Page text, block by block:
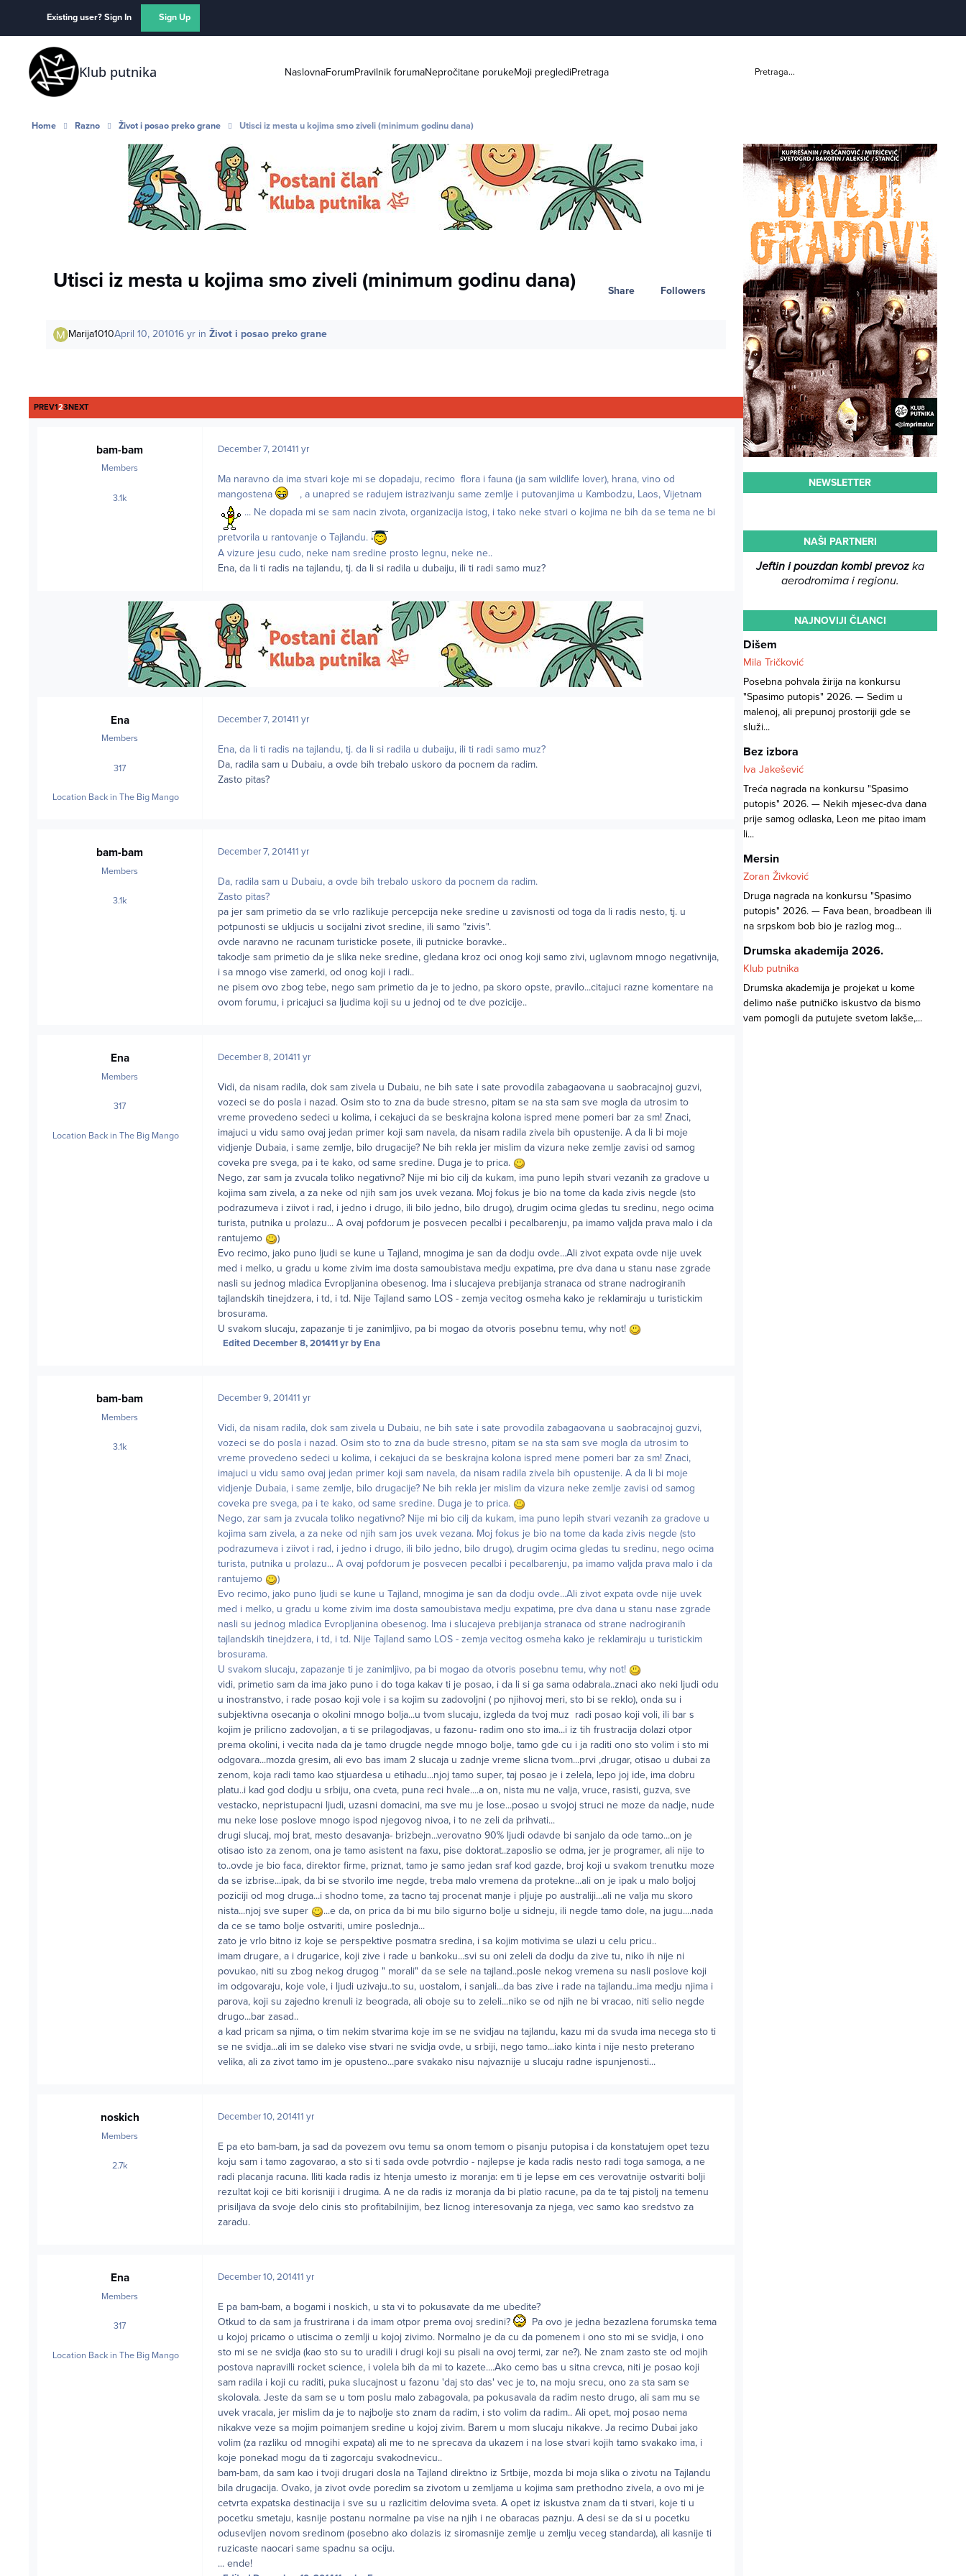
Existing user? Sign In Sign Up
Klub putnika NaslovnaForumPravilnik forumaNepročitane porukeMoji preglediPretraga Pretraga...
Home Razno Život i posao preko grane Utisci iz mesta u kojima smo ziveli (minimum godinu dana)
Utisci iz mesta u kojima smo ziveli (minimum godinu dana) Share Followers
Marija1010April 10, 201016 yrin Život i posao preko grane
FIRST PAGE
PREV123 NEXTLAST PAGE
bam-bam
Members
3.1kposts
December 7, 201411 yr
Ma naravno da ima stvari koje mi se dopadaju, recimo flora i fauna (ja sam wildlife lover), hrana, vino od
mangostena
, a unapred se radujem istrazivanju same zemlje i putovanjima u Kambodzu, Laos, Vijetnam
... Ne dopada mi se sam nacin zivota, organizacija istog, i tako neke stvari o kojima ne bih da se tema ne bi
pretvorila u rantovanje o Tajlandu.
A vizure jesu cudo, neke nam sredine prosto legnu, neke ne..
Ena, da li ti radis na tajlandu, tj. da li si radila u dubaiju, ili ti radi samo muz?
Ena
Members
317posts
Location Back in The Big Mango
December 7, 201411 yr
Ena, da li ti radis na tajlandu, tj. da li si radila u dubaiju, ili ti radi samo muz?
Da, radila sam u Dubaiu, a ovde bih trebalo uskoro da pocnem da radim.
Zasto pitas?
bam-bam
Members
3.1kposts
December 7, 201411 yr
Da, radila sam u Dubaiu, a ovde bih trebalo uskoro da pocnem da radim.
Zasto pitas?
pa jer sam primetio da se vrlo razlikuje percepcija neke sredine u zavisnosti od toga da li radis nesto, tj. u
potpunosti se ukljucis u socijalni zivot sredine, ili samo "zivis".
ovde naravno ne racunam turisticke posete, ili putnicke boravke..
takodje sam primetio da je slika neke sredine, gledana kroz oci onog koji samo zivi, uglavnom mnogo negativnija,
i sa mnogo vise zamerki, od onog koji i radi..
ne pisem ovo zbog tebe, nego sam primetio da je to jedno, pa skoro opste, pravilo...citajuci razne komentare na
ovom forumu, i pricajuci sa ljudima koji su u jednoj od te dve pozicije..
Ena
Members
317posts
Location Back in The Big Mango
December 8, 201411 yr
Vidi, da nisam radila, dok sam zivela u Dubaiu, ne bih sate i sate provodila zabagaovana u saobracajnoj guzvi,
vozeci se do posla i nazad. Osim sto to zna da bude stresno, pitam se na sta sam sve mogla da utrosim to
vreme provedeno sedeci u kolima, i cekajuci da se beskrajna kolona ispred mene pomeri bar za sm! Znaci,
imajuci u vidu samo ovaj jedan primer koji sam navela, da nisam radila zivela bih opustenije. A da li bi moje
vidjenje Dubaia, i same zemlje, bilo drugacije? Ne bih rekla jer mislim da vizura neke zemlje zavisi od samog
coveka pre svega, pa i te kako, od same sredine. Duga je to prica.
Nego, zar sam ja zvucala toliko negativno? Nije mi bio cilj da kukam, ima puno lepih stvari vezanih za gradove u
kojima sam zivela, a za neke od njih sam jos uvek vezana. Moj fokus je bio na tome da kada zivis negde (sto
podrazumeva i ziivot i rad, i jedno i drugo, ili bilo jedno, bilo drugo), drugim ocima gledas tu sredinu, nego ocima
turista, putnika u prolazu... A ovaj pofdorum je posvecen pecalbi i pecalbarenju, pa imamo valjda prava malo i da
rantujemo
)
Evo recimo, jako puno ljudi se kune u Tajland, mnogima je san da dodju ovde...Ali zivot expata ovde nije uvek
med i melko, u gradu u kome zivim ima dosta samoubistava medju expatima, pre dva dana u stanu nase zgrade
nasli su jednog mladica Evropljanina obesenog. Ima i slucajeva prebijanja stranaca od strane nadrogiranih
tajlandskih tinejdzera, i td, i td. Nije Tajland samo LOS - zemja vecitog osmeha kako je reklamiraju u turistickim
brosurama.
U svakom slucaju, zapazanje ti je zanimljivo, pa bi mogao da otvoris posebnu temu, why not!
Edited December 8, 201411 yrby Ena
bam-bam
Members
3.1kposts
December 9, 201411 yr
Vidi, da nisam radila, dok sam zivela u Dubaiu, ne bih sate i sate provodila zabagaovana u saobracajnoj guzvi,
vozeci se do posla i nazad. Osim sto to zna da bude stresno, pitam se na sta sam sve mogla da utrosim to
vreme provedeno sedeci u kolima, i cekajuci da se beskrajna kolona ispred mene pomeri bar za sm! Znaci,
imajuci u vidu samo ovaj jedan primer koji sam navela, da nisam radila zivela bih opustenije. A da li bi moje
vidjenje Dubaia, i same zemlje, bilo drugacije? Ne bih rekla jer mislim da vizura neke zemlje zavisi od samog
coveka pre svega, pa i te kako, od same sredine. Duga je to prica.
Nego, zar sam ja zvucala toliko negativno? Nije mi bio cilj da kukam, ima puno lepih stvari vezanih za gradove u
kojima sam zivela, a za neke od njih sam jos uvek vezana. Moj fokus je bio na tome da kada zivis negde (sto
podrazumeva i ziivot i rad, i jedno i drugo, ili bilo jedno, bilo drugo), drugim ocima gledas tu sredinu, nego ocima
turista, putnika u prolazu... A ovaj pofdorum je posvecen pecalbi i pecalbarenju, pa imamo valjda prava malo i da
rantujemo
)
Evo recimo, jako puno ljudi se kune u Tajland, mnogima je san da dodju ovde...Ali zivot expata ovde nije uvek
med i melko, u gradu u kome zivim ima dosta samoubistava medju expatima, pre dva dana u stanu nase zgrade
nasli su jednog mladica Evropljanina obesenog. Ima i slucajeva prebijanja stranaca od strane nadrogiranih
tajlandskih tinejdzera, i td, i td. Nije Tajland samo LOS - zemja vecitog osmeha kako je reklamiraju u turistickim
brosurama.
U svakom slucaju, zapazanje ti je zanimljivo, pa bi mogao da otvoris posebnu temu, why not!
vidi, primetio sam da ima jako puno i do toga kakav ti je posao, i da li si ga sama odabrala..znaci ako neki ljudi odu
u inostranstvo, i rade posao koji vole i sa kojim su zadovoljni ( po njihovoj meri, sto bi se reklo), onda su i
subjektivna osecanja o okolini mnogo bolja...u tvom slucaju, izgleda da tvoj muz radi posao koji voli, ili bar s
kojim je prilicno zadovoljan, a ti se prilagodjavas, u fazonu- radim ono sto ima...i iz tih frustracija dolazi otpor
prema okolini, i vecita nada da je tamo drugde negde mnogo bolje, tamo gde cu i ja raditi ono sto volim i sto mi
odgovara...mozda gresim, ali evo bas imam 2 slucaja u zadnje vreme slicna tvom...prvi ,drugar, otisao u dubai za
zenom, koja radi tamo kao stjuardesa u etihadu...njoj tamo super, taj posao je i zelela, lepo joj ide, ima dobru
platu..i kad god dodju u srbiju, ona cveta, puna reci hvale....a on, nista mu ne valja, vruce, rasisti, guzva, sve
vestacko, nepristupacni ljudi, uzasni domacini, ma sve mu je lose...posao u svojoj struci ne moze da nadje, nude
mu neke lose poslove mnogo ispod njegovog nivoa, i to ne zeli da prihvati...
drugi slucaj, moj brat, mesto desavanja- brizbejn...verovatno 90% ljudi odavde bi sanjalo da ode tamo...on je
otisao isto za zenom, ona je tamo asistent na faxu, pise doktorat..zaposlio se odma, jer je programer, ali nije to
to..ovde je bio faca, direktor firme, priznat, tamo je samo jedan sraf kod gazde, broj koji u svakom trenutku moze
da se izbrise...ipak, da bi se stvorilo ime negde, treba malo vremena da protekne...ali on je ipak u malo boljoj
poziciji od mog druga...i shodno tome, za tacno taj procenat manje i pljuje po australiji...ali ne valja mu skoro
nista...njoj sve super
...e da, on prica da bi mu bilo sigurno bolje u sidneju, ili negde tamo dole, na jugu....nada
da ce se tamo bolje ostvariti, umire poslednja...
zato je vrlo bitno iz koje se perspektive posmatra sredina, i sa kojim motivima se ulazi u celu pricu..
imam drugare, a i drugarice, koji zive i rade u bankoku...svi su oni zeleli da dodju da zive tu, niko ih nije ni
povukao, niti su zbog nekog drugog " morali" da se sele na tajland..posle nekog vremena su nasli poslove koji
im odgovaraju, koje vole, i ljudi uzivaju..to su, uostalom, i sanjali...da bas zive i rade na tajlandu..ima medju njima i
parova, koji su zajedno krenuli iz beograda, ali oboje su to zeleli...niko se od njih ne bi vracao, niti selio negde
drugo...bar zasad..
a kad pricam sa njima, o tim nekim stvarima koje im se ne svidjau na tajlandu, kazu mi da svuda ima necega sto ti
se ne svidja...ali im se daleko vise stvari ne svidja ovde, u srbiji, nego tamo...iako kinta i nije nesto preterano
velika, ali za zivot tamo im je opusteno...pare svakako nisu najvaznije u slucaju radne ispunjenosti...
noskich
Members
2.7kposts
December 10, 201411 yr
E pa eto bam-bam, ja sad da povezem ovu temu sa onom temom o pisanju putopisa i da konstatujem opet tezu
koju sam i tamo zagovarao, a sto si ti sada ovde potvrdio - najlepse je kada radis nesto radi toga samoga, a ne
radi placanja racuna. Iliti kada radis iz htenja umesto iz moranja: em ti je lepse em ces verovatnije ostvariti bolji
rezultat koji ce biti korisniji i drugima. A ne da radis iz moranja da bi platio racune, pa da te taj pistolj na temenu
prisiljava da svoje delo cinis sto profitabilnijim, bez licnog interesovanja za njega, vec samo kao sredstvo za
zaradu.
Ena
Members
317posts
Location Back in The Big Mango
December 10, 201411 yr
E pa bam-bam, a bogami i noskich, u sta vi to pokusavate da me ubedite?
Otkud to da sam ja frustrirana i da imam otpor prema ovoj sredini?
Pa ovo je jedna bezazlena forumska tema
u kojoj pricamo o utiscima o zemlji u kojoj zivimo. Normalno je da cu da pomenem i ono sto mi se svidja, i ono
sto mi se ne svidja (kao sto su to uradili i drugi koji su pisali na ovoj termi, zar ne?). Ne znam zasto ste od mojih
postova napravilli rocket science, i volela bih da mi to kazete....Ako cemo bas u sitna crevca, niti je posao koji
sam radila i koji cu raditi, puka slucajnost u fazonu 'daj sto das' vec je to, na moju srecu, ono za sta sam se
skolovala. Jeste da sam se u tom poslu malo zabagovala, pa pokusavala da radim nesto drugo, ali sam mu se
uvek vracala, jer mislim da je to najbolje sto znam da radim, i sto volim da radim.. Ali opet, moj posao nema
nikakve veze sa mojim poimanjem sredine u kojoj zivim. Barem u mom slucaju nikakve. Ja recimo Dubai jako
volim (za razliku od mnogihi expata) ali me to ne sprecava da ukazem i na lose stvari kojih tamo svakako ima, i
koje ponekad mogu da ti zagorcaju svakodnevicu..
bam-bam, da sam kao i tvoji drugari dosla na Tajland direktno iz Srtbije, mozda bi moja slika o zivotu na Tajlandu
bila drugacija. Ovako, ja zivot ovde poredim sa zivotom u zemljama u kojima sam prethodno zivela, a ovo mi je
cetvrta expatska destinacija i sve su u razlicitim delovima sveta. A opet iz iskustva znam da ti stvari, koje ti u
pocetku smetaju, kasnije postanu normalne pa vise na njih i ne obaracas paznju. A desi se da si u pocetku
odusevljen novom sredinom (posebno ako dolazis iz siromasnije zemlje u zemlju veceg standarda), ali kasnije ti
ruzicaste naocari same spadnu sa ociju.
... ende!
NEWSLETTER
NAŠI PARTNERI
Jeftin i pouzdan kombi prevozka
aerodromima i regionu.
NAJNOVIJI ČLANCI
Dišem
Mila Tričković
Posebna pohvala žirija na konkursu
"Spasimo putopis" 2026. — Sedim u
malenoj, ali prepunoj prostoriji gde se
služi...
Bez izbora
Iva Jakešević
Treća nagrada na konkursu "Spasimo
putopis" 2026. — Nekih mjesec-dva dana
prije samog odlaska, Leon me pitao imam
li...
Mersin
Zoran Živković
Druga nagrada na konkursu "Spasimo
putopis" 2026. — Fava bean, broadbean ili
na srpskom bob bio je razlog mog...
Drumska akademija 2026.
Klub putnika
Drumska akademija je projekat u kome
delimo naše putničko iskustvo da bismo
vam pomogli da putujete svetom lakše,...